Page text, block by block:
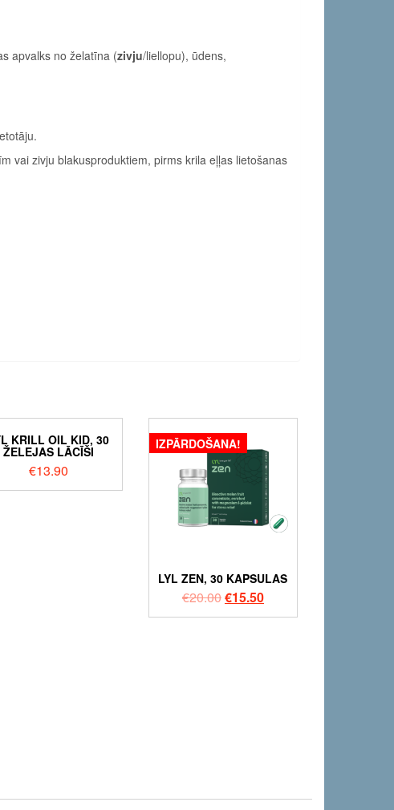
apvalks no želatīna (zivju/liellopu), ūdens,
vai zivju blakusproduktiem, pirms krila eļļas lietošanas
KRILL OIL KID, 30
ŽELEJAS LĀCĪŠI
€13.90
IZPĀRDOŠANA!
LYL ZEN, 30 KAPSULAS
€20.00€15.50